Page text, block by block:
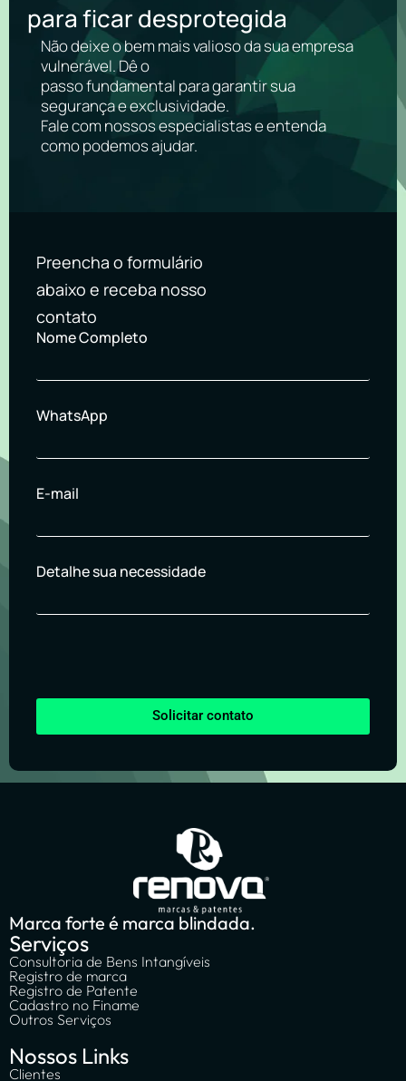
para ficar desprotegida
Não deixe o bem mais valioso da sua empresa
vulnerável. Dê o
passo fundamental para garantir sua
segurança e exclusividade.
Fale com nossos especialistas e entenda
como podemos ajudar.
Preencha o formulário
abaixo e receba nosso
contato
Nome Completo
WhatsApp
E-mail
Detalhe sua necessidade
Solicitar contato
Marca forte é marca blindada.
Serviços
Consultoria de Bens Intangíveis
Registro de marca
Registro de Patente
Cadastro no Finame
Outros Serviços
Nossos Links
Clientes